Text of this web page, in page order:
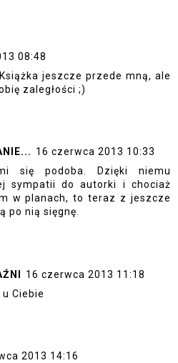
08:48
jeszcze przede mną, ale
zaległości ;)
16 czerwca 2013 10:33
się podoba. Dzięki niemu
sympatii do autorki i chociaż
w planach, to teraz z jeszcze
po nią sięgnę.
16 czerwca 2013 11:18
Ciebie
2013 14:16